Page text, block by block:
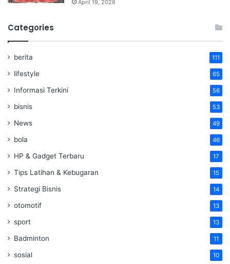
April 19, 2026
Categories
berita 111
lifestyle 65
Informasi Terkini 56
bisnis 53
News 49
bola 46
HP & Gadget Terbaru 17
Tips Latihan & Kebugaran 15
Strategi Bisnis 14
otomotif 13
sport 13
Badminton 11
sosial 10